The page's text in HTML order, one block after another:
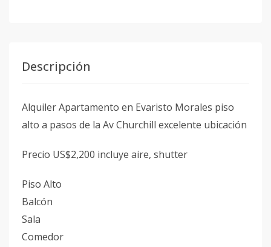
Descripción
Alquiler Apartamento en Evaristo Morales piso
alto a pasos de la Av Churchill excelente ubicación
Precio US$2,200 incluye aire, shutter
Piso Alto
Balcón
Sala
Comedor